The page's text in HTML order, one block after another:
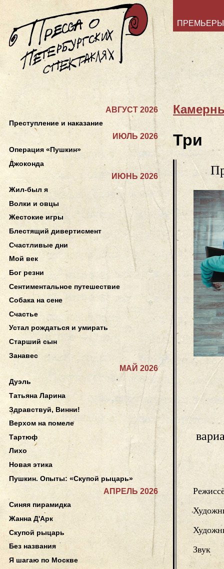
ПРЕМЬЕРЫ
Три
Звук
АВГУСТ 2026
Преступление и наказание
ИЮЛЬ 2026
Операция «Пушкин»
Джоконда
ИЮНЬ 2026
Жил-был я
Волки и овцы
Жестокие игры
Блестящий дивертисмент
Счастливые дни
Мой век
Бог резни
Сентиментальное путешествие
Собака на сене
Счастье
Устал рождаться и умирать
Старший сын
Занавес
МАЙ 2026
Дуэль
Татьяна Ларина
Здравствуй, Винни!
Верхом на помеле
Тартюф
Лихо
Новая этика
Пушкин. Опыты: «Скупой рыцарь»
АПРЕЛЬ 2026
Синяя пирамидка
Жанна Д'Арк
Скупой рыцарь
Без названия
Я шагаю по Москве